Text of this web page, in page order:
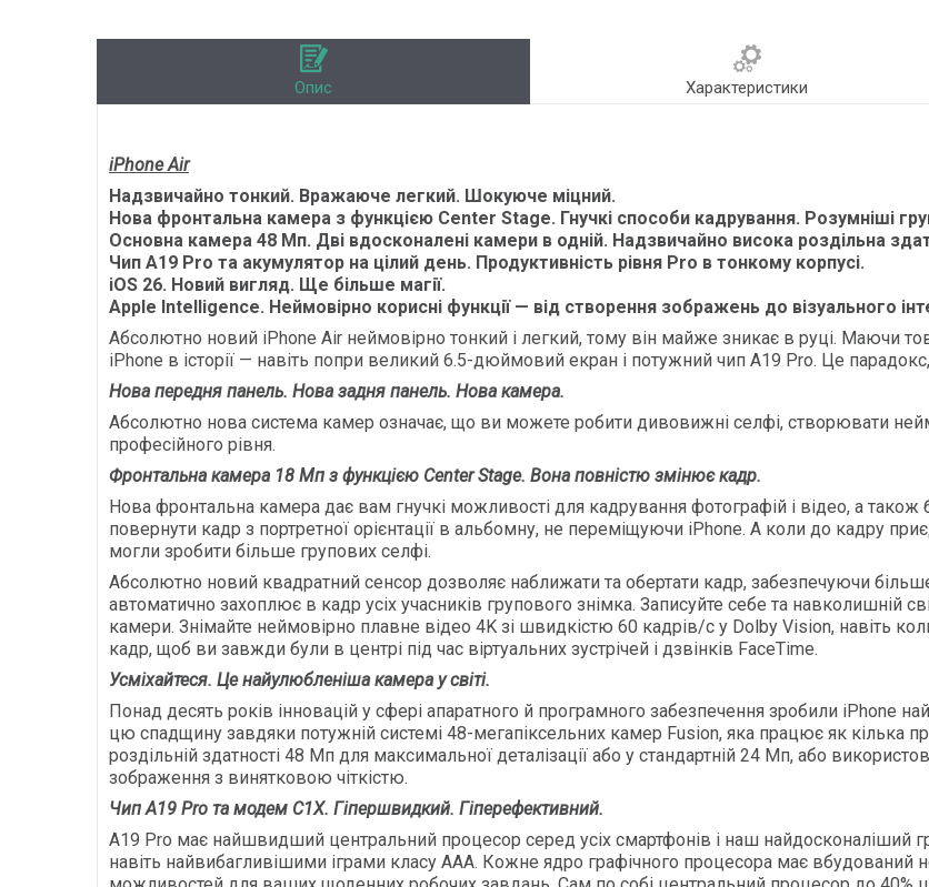
Опис Характеристики
iPhone Air
Надзвичайно тонкий. Вражаюче легкий. Шокуюче міцний.
Нова фронтальна камера з функцією Center Stage. Гнучкі способи кадрування. Розумніші
Основна камера 48 Мп. Дві вдосконалені камери в одній. Надзвичайно висока роздільна
Чип A19 Pro та акумулятор на цілий день. Продуктивність рівня Pro в тонкому корпусі.
iOS 26. Новий вигляд. Ще більше магії.
Apple Intelligence. Неймовірно корисні функції — від створення зображень до візуального
Абсолютно новий iPhone Air неймовірно тонкий і легкий, тому він майже зникає в руці. Маючи
iPhone в історії — навіть попри великий 6.5-дюймовий екран і потужний чип A19 Pro. Це
Нова передня панель. Нова задня панель. Нова камера.
Абсолютно нова система камер означає, що ви можете робити дивовижні селфі, створювати
професійного рівня.
Фронтальна камера 18 Мп з функцією Center Stage. Вона повністю змінює кадр.
Нова фронтальна камера дає вам гнучкі можливості для кадрування фотографій і відео, а також
повернути кадр з портретної орієнтації в альбомну, не переміщуючи iPhone. А коли до кадру
могли зробити більше групових селфі.
Абсолютно новий квадратний сенсор дозволяє наближати та обертати кадр, забезпечуючи більше
автоматично захоплює в кадр усіх учасників групового знімка. Записуйте себе та навколишній
камери. Знімайте неймовірно плавне відео 4K зі швидкістю 60 кадрів/с у Dolby Vision, навіть
кадр, щоб ви завжди були в центрі під час віртуальних зустрічей і дзвінків FaceTime.
Усміхайтеся. Це найулюбленіша камера у світі.
Понад десять років інновацій у сфері апаратного й програмного забезпечення зробили iPhone
цю спадщину завдяки потужній системі 48-мегапіксельних камер Fusion, яка працює як кілька
роздільній здатності 48 Мп для максимальної деталізації або у стандартній 24 Мп, або
зображення з винятковою чіткістю.
Чип A19 Pro та модем C1X. Гіпершвидкий. Гіперефективний.
A19 Pro має найшвидший центральний процесор серед усіх смартфонів і наш найдосконаліший
навіть найвибагливішими іграми класу ААА. Кожне ядро графічного процесора має